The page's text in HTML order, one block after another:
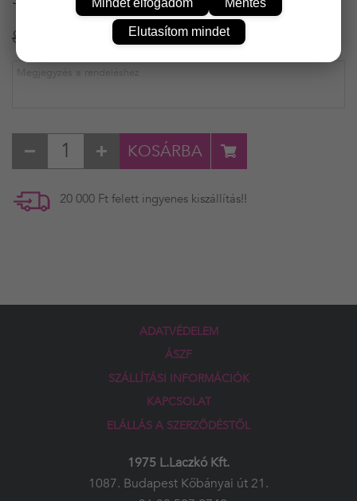
8 990 Ft 6 291 Ft
KOSÁRBA
20 000 Ft felett ingyenes kiszállítás!!
ADATVÉDELEM
ÁSZF
SZÁLLÍTÁSI INFORMÁCIÓK
KAPCSOLAT
ELÁLLÁS A SZERZŐDÉSTŐL
1975 L.Laczkó Kft.
1087. Budapest Kőbányai út 21.
Mindet elfogadom Mentés
Elutasítom mindet